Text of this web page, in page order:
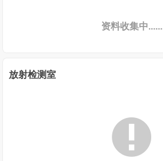
资料收集中......
放射检测室
